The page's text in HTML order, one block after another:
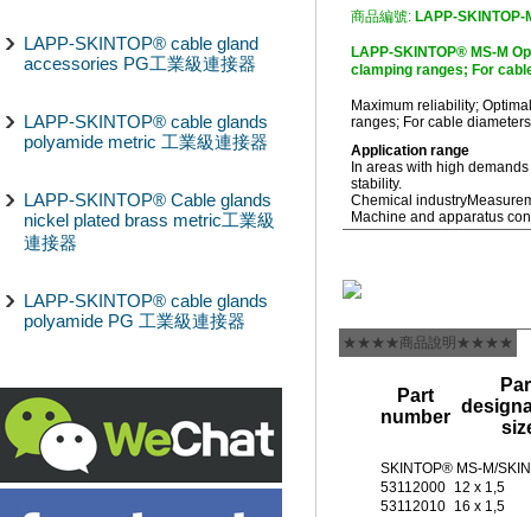
LAPP-SKINTOP® cable gland
accessories PG工業級連接器
LAPP-SKINTOP® cable glands
polyamide metric 工業級連接器
LAPP-SKINTOP® Cable glands
nickel plated brass metric工業級
連接器
LAPP-SKINTOP® cable glands
polyamide PG 工業級連接器
商品編號: LAPP-SKINTOP-
LAPP-SKINTOP® MS-M
clamping ranges; For
Maximum reliability;
ranges; For cable
Application range
In areas with high
stability.
Chemical industry
Machine and apparatus
★★★★商品說明★★★★
Part
number
SKINTOP® MS-M/
53112000 12 x 1,5
53112010 16 x 1,5